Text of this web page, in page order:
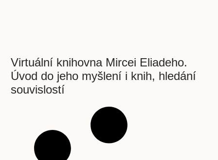
Virtuální knihovna Mircei Eliadeho.
Úvod do jeho myšlení i knih, hledání
souvislostí